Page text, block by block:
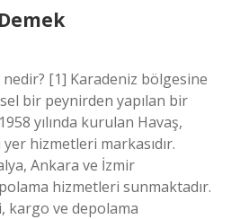
nedir? [1] Karadeniz bölgesine
bir peynirden yapılan bir
yılında kurulan Havaş,
hizmetleri markasıdır.
Ankara ve İzmir
hizmetleri sunmaktadır.
kargo ve depolama